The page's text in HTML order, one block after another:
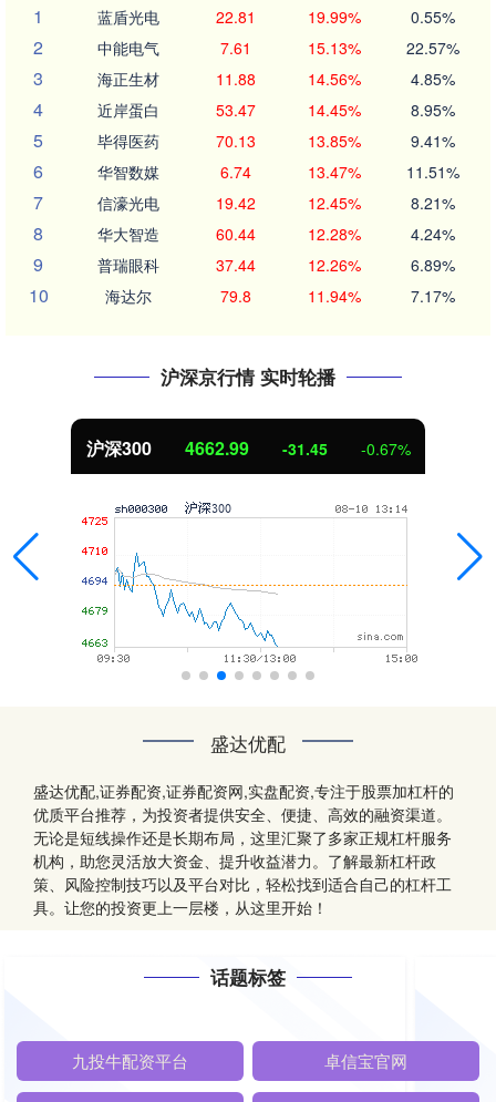
1
蓝盾光电 22.81 19.99% 0.55%
2 中能电气 7.61 15.13% 22.57%
3 海正生材 11.88 14.56% 4.85%
4 近岸蛋白 53.47 14.45% 8.95%
5 毕得医药 70.13 13.85% 9.41%
6 华智数媒 6.74 13.47% 11.51%
7 信濠光电 19.42 12.45% 8.21%
8 华大智造 60.44 12.28% 4.24%
9 普瑞眼科 37.44 12.26% 6.89%
10 海达尔 79.8 11.94% 7.17%
沪深京行情 实时轮播
4662.99 -31.45 -0.67%
盛达优配
盛达优配,证券配资,证券配资网,实盘配资,专注于股票加杠杆的
优质平台推荐，为投资者提供安全、便捷、高效的融资渠道。
无论是短线操作还是长期布局，这里汇聚了多家正规杠杆服务
机构，助您灵活放大资金、提升收益潜力。了解最新杠杆政
策、风险控制技巧以及平台对比，轻松找到适合自己的杠杆工
具。让您的投资更上一层楼，从这里开始！
话题标签
九投牛配资平台 卓信宝官网